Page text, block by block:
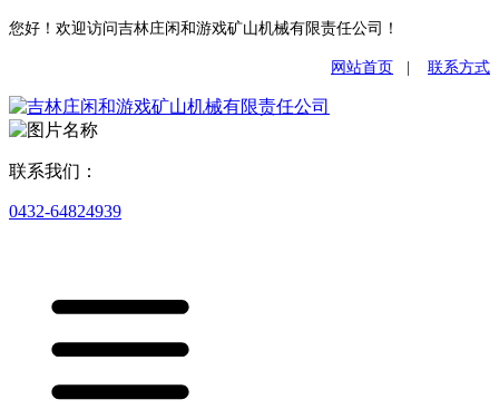
您好！欢迎访问吉林庄闲和游戏矿山机械有限责任公司！
网站首页 联系方式
联系我们：
0432-64824939